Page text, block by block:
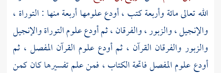
الله تعالى مائة وأربعة كتب ، أودع علومها أربعة منها : التوراة ،
والإنجيل ، والزبور ، والفرقان ، ثم أودع علوم التوراة والإنجيل
والزبور والفرقان القرآن ، ثم أودع علوم القرآن المفصل ، ثم
أودع علوم المفصل فاتحة الكتاب ، فمن علم تفسيرها كان كمن